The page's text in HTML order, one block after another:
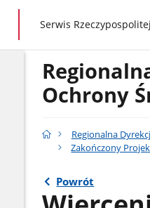
gov.pl
Serwis
Ochrony
Regionalna
Zakończony
Powrót